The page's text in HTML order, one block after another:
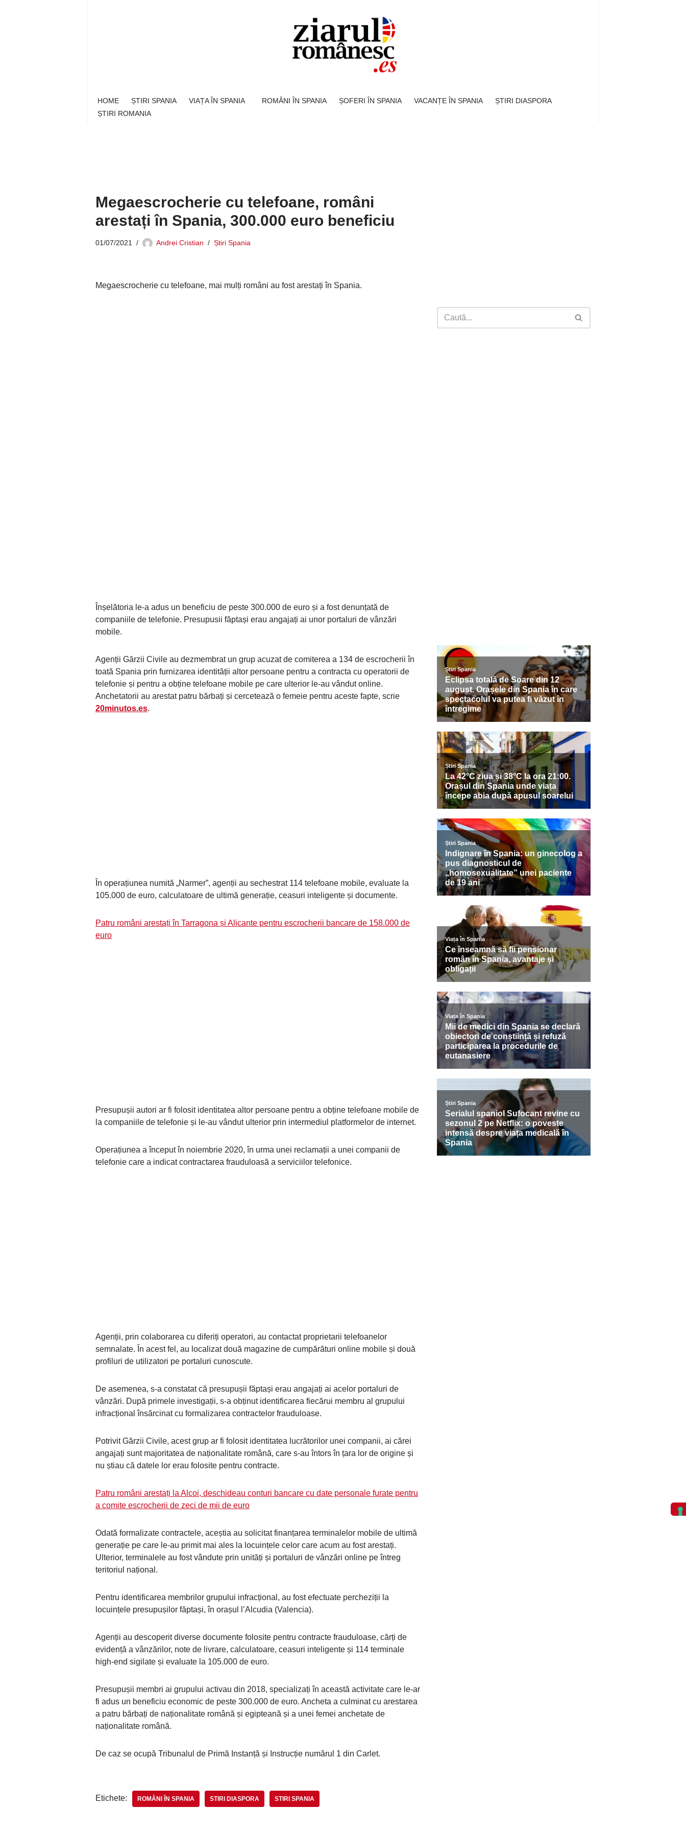
HOME ȘTIRI SPANIA VIAȚA ÎN SPANIA ROMÂNI ÎN SPANIA ȘOFERI ÎN SPANIA VACANȚE ÎN SPANIA
ȘTIRI DIASPORA
ȘTIRI ROMANIA
Megaescrocherie cu telefoane, români
arestați în Spania, 300.000 euro beneficiu
01/07/2021 Andrei Cristian Știri Spania
Megaescrocherie cu telefoane, mai mulți români au fost arestați în Spania.
Înșelătoria le-a adus un beneficiu de peste 300.000 de euro și a fost denunțată de
companiile de telefonie. Presupusii făptași erau angajați ai unor portaluri de vânzări
mobile.
Agenții Gărzii Civile au dezmembrat un grup acuzat de comiterea a 134 de escrocherii în
toată Spania prin furnizarea identității altor persoane pentru a contracta cu operatorii de
telefonie și pentru a obține telefoane mobile pe care ulterior le-au vândut online.
Anchetatorii au arestat patru bărbați și cercetează o femeie pentru aceste fapte, scrie
20minutos.es.
În operațiunea numită „Narmer”, agenții au sechestrat 114 telefoane mobile, evaluate la
105.000 de euro, calculatoare de ultimă generație, ceasuri inteligente și documente.
Patru români arestați în Tarragona și Alicante pentru escrocherii bancare de 158.000 de
euro
Presupușii autori ar fi folosit identitatea altor persoane pentru a obține telefoane mobile de
la companiile de telefonie și le-au vândut ulterior prin intermediul platformelor de internet.
Operațiunea a început în noiembrie 2020, în urma unei reclamații a unei companii de
telefonie care a indicat contractarea frauduloasă a serviciilor telefonice.
Agenții, prin colaborarea cu diferiți operatori, au contactat proprietarii telefoanelor
semnalate. În acest fel, au localizat două magazine de cumpărături online mobile și două
profiluri de utilizatori pe portaluri cunoscute.
De asemenea, s-a constatat că presupușii făptași erau angajați ai acelor portaluri de
vânzări. După primele investigații, s-a obținut identificarea fiecărui membru al grupului
infracțional însărcinat cu formalizarea contractelor frauduloase.
Potrivit Gărzii Civile, acest grup ar fi folosit identitatea lucrătorilor unei companii, ai cărei
angajați sunt majoritatea de naționalitate română, care s-au întors în țara lor de origine și
nu știau că datele lor erau folosite pentru contracte.
Patru români arestați la Alcoi, deschideau conturi bancare cu date personale furate pentru
a comite escrocherii de zeci de mii de euro
Odată formalizate contractele, aceștia au solicitat finanțarea terminalelor mobile de ultimă
generație pe care le-au primit mai ales la locuințele celor care acum au fost arestați.
Ulterior, terminalele au fost vândute prin unități și portaluri de vânzări online pe întreg
teritoriul național.
Pentru identificarea membrilor grupului infracțional, au fost efectuate percheziții la
locuințele presupușilor făptași, în orașul l’Alcudia (Valencia).
Agenții au descoperit diverse documente folosite pentru contracte frauduloase, cărți de
evidență a vânzărilor, note de livrare, calculatoare, ceasuri inteligente și 114 terminale
high-end sigilate și evaluate la 105.000 de euro.
Presupușii membri ai grupului activau din 2018, specializați în această activitate care le-ar
fi adus un beneficiu economic de peste 300.000 de euro. Ancheta a culminat cu arestarea
a patru bărbați de naționalitate română și egipteană și a unei femei anchetate de
naționalitate română.
De caz se ocupă Tribunalul de Primă Instanță și Instrucție numărul 1 din Carlet.
Etichete: ROMÂNI ÎN SPANIA STIRI DIASPORA STIRI SPANIA